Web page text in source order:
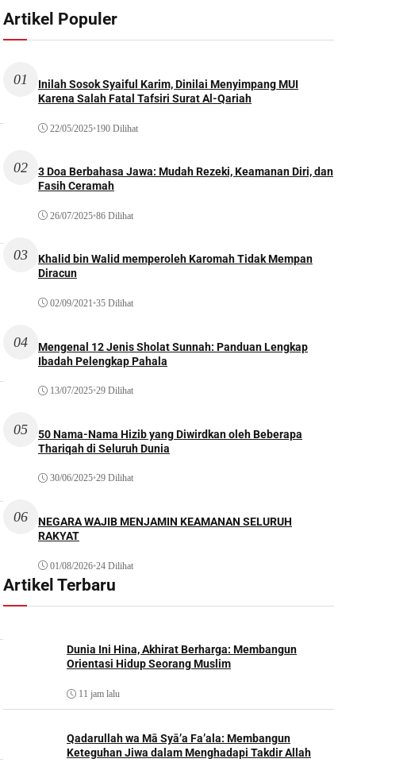
Artikel Populer
01
Inilah Sosok Syaiful Karim, Dinilai Menyimpang MUI
Karena Salah Fatal Tafsiri Surat Al-Qariah
22/05/2025•190 Dilihat
02
3 Doa Berbahasa Jawa: Mudah Rezeki, Keamanan Diri, dan
Fasih Ceramah
26/07/2025•86 Dilihat
03
Khalid bin Walid memperoleh Karomah Tidak Mempan
Diracun
02/09/2021•35 Dilihat
04
Mengenal 12 Jenis Sholat Sunnah: Panduan Lengkap
Ibadah Pelengkap Pahala
13/07/2025•29 Dilihat
05
50 Nama-Nama Hizib yang Diwirdkan oleh Beberapa
Thariqah di Seluruh Dunia
30/06/2025•29 Dilihat
06
NEGARA WAJIB MENJAMIN KEAMANAN SELURUH
RAKYAT
01/08/2026•24 Dilihat
Artikel Terbaru
Dunia Ini Hina, Akhirat Berharga: Membangun
Orientasi Hidup Seorang Muslim
11 jam lalu
Qadarullah wa Mā Syā’a Fa’ala: Membangun
Keteguhan Jiwa dalam Menghadapi Takdir Allah